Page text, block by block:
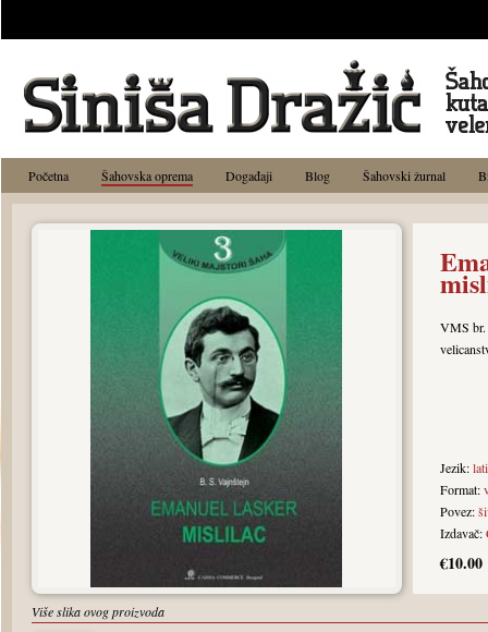
Početna Šahovska oprema Događaji Blog Šahovski žurnal
VMS br.
Jezik:
Format:
Povez:
Izdavač:
€10.00
Više slika ovog proizvoda